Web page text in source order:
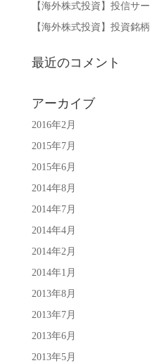
【海外株式投資】投信サ
【海外株式投資】投資銘
最近のコメント
アーカイブ
2016年2月
2015年7月
2015年6月
2014年8月
2014年7月
2014年4月
2014年2月
2014年1月
2013年8月
2013年7月
2013年6月
2013年5月